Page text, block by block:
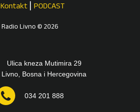
Kontakt PODCAST
Radio Livno © 2026
Ulica kneza Mutimira 29
Livno, Bosna i Hercegovina
034 201 888